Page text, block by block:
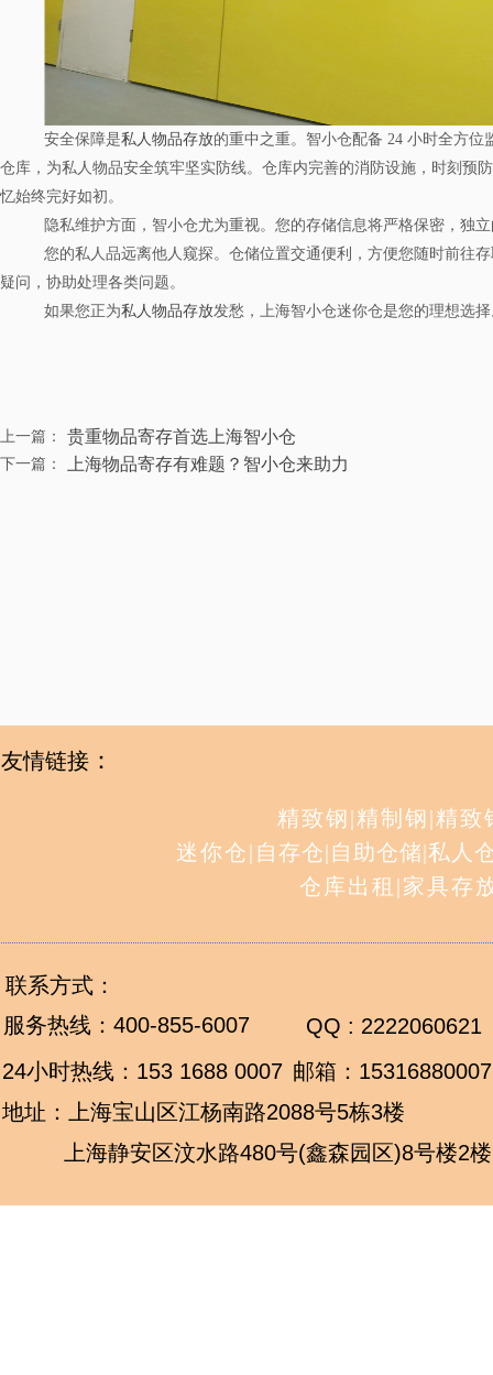
安全保障是私人物品存放的重中之重。智小仓配备 24 小时全方
仓库，为私人物品安全筑牢坚实防线。仓库内完善的消防设施，时刻预
忆始终完好如初。
隐私维护方面，智小仓尤为重视。您的存储信息将严格保密，独
您的私人品远离他人窥探。仓储位置交通便利，方便您随时前往
疑问，协助处理各类问题。
如果您正为私人物品存放发愁，上海智小仓迷你仓是您的理想选
上一篇： 贵重物品寄存首选上海智小仓
下一篇： 上海物品寄存有难题？智小仓来助力
邮箱：
精致钢|精制钢|精致
迷你仓| 自存仓| 自助仓储|私人
仓库出租 |家具存
服务热线： 400-855-6007
24小时热线： 153 1688 0007
友情链接 ：
QQ : 2222060621
上海静安区汶水路480号(鑫森园区)8号楼2楼
地址：上海宝山区江杨南路2088号5栋3楼
联系方式：